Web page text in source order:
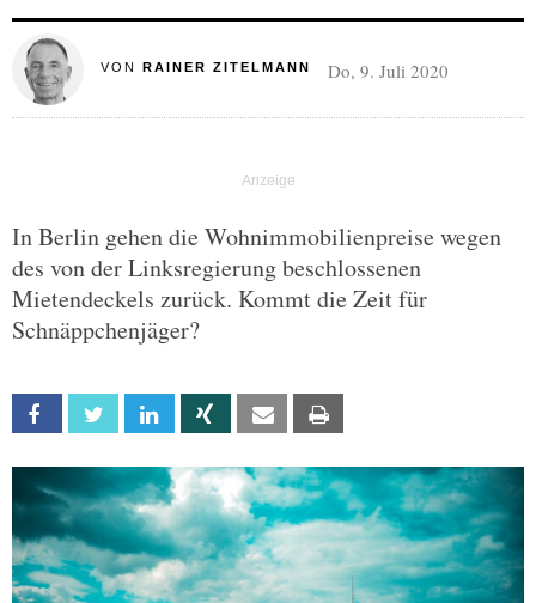
VON RAINER ZITELMANN Do, 9. Juli 2020
In Berlin gehen die Wohnimmobilienpreise wegen
des von der Linksregierung beschlossenen
Mietendeckels zurück. Kommt die Zeit für
Schnäppchenjäger?
Facebook Twitter Linkedin Xing Email